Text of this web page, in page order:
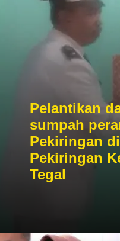
Pelantikan
sumpah
Pekiringan
Pekiringan
Tegal